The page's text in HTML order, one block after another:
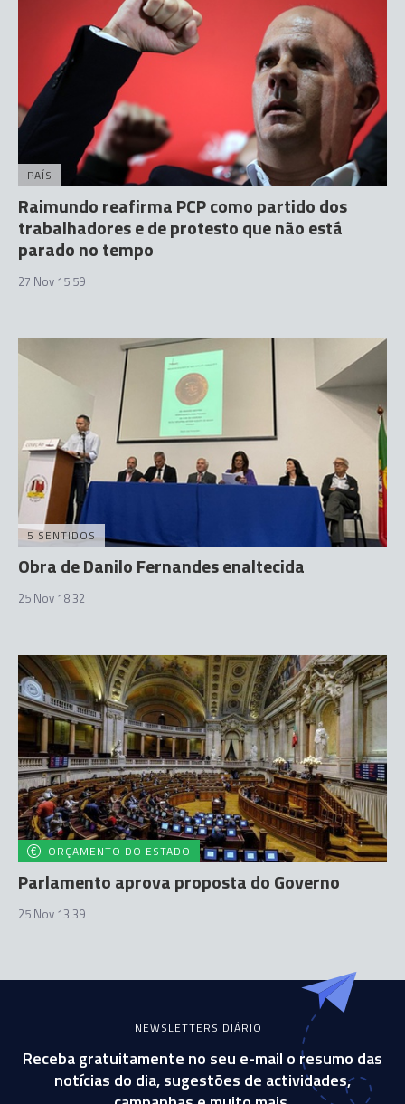
PAÍS
Raimundo reafirma PCP como partido dos
trabalhadores e de protesto que não está
parado no tempo
27 Nov 15:59
5 SENTIDOS
Obra de Danilo Fernandes enaltecida
25 Nov 18:32
ORÇAMENTO DO ESTADO
Parlamento aprova proposta do Governo
25 Nov 13:39
NEWSLETTERS DIÁRIO
Receba gratuitamente no seu e-mail o resumo das
notícias do dia, sugestões de actividades,